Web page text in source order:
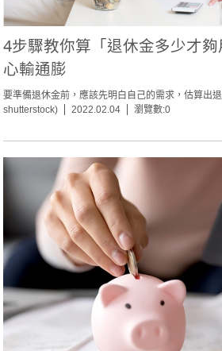
4步驟教你算「退休金多少才
心輸通膨
要準備退休金前，應該先明白自己的需求，估算出
shutterstock)
2022.02.04 瀏覽數:0